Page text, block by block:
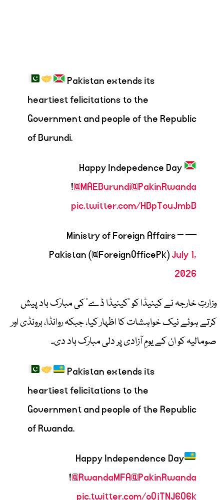
Pakistan extends its
heartiest felicitations to the
Government and people of the Republic
of Burundi.
Happy Indepedence Day
!@MAEBurundi@PakinRwanda
pic.twitter.com/HBpTouJmbB
— Ministry of Foreign Affairs –
Pakistan (@ForeignOfficePk)July 1,
2026
وزارتِ خارجہ نے کینیڈا کو ’کینیڈا ڈے‘ کی مبارک باد پیش
کرتے ہوئے نیک خواہشات کا اظہار کیا، جبکہ روانڈا، برونڈی اور
صومالیہ کو ان کے یومِ آزادی پر دلی مبارک باد دی۔
Pakistan extends its
heartiest felicitations to the
Government and people of the Republic
of Rwanda.
Happy Independence Day
!@RwandaMFA@PakinRwanda
pic.twitter.com/oOjTNJ6O6k